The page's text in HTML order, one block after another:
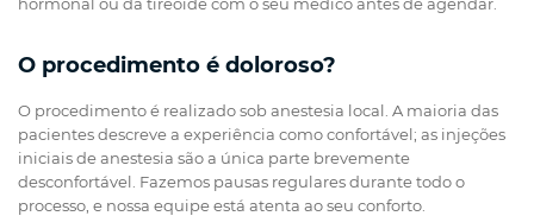
O procedimento é doloroso?
O procedimento é realizado sob anestesia local. A maioria das
pacientes descreve a experiência como confortável; as injeções
iniciais de anestesia são a única parte brevemente
desconfortável. Fazemos pausas regulares durante todo o
processo, e nossa equipe está atenta ao seu conforto.